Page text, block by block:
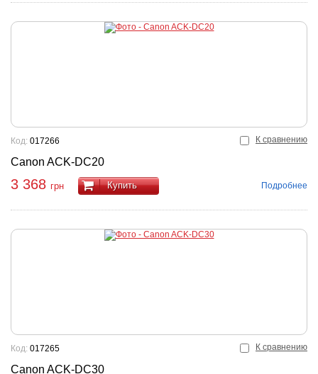
К сравнению
Canon ACK-DC20
Код: 017266
3 368 грн Купить Подробнее
К сравнению
Canon ACK-DC30
Код: 017265